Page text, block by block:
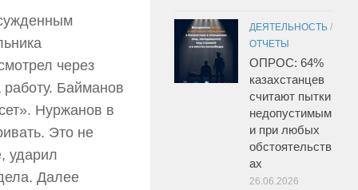
через
Байманов
Нуржанов в
Это не
ударил
Далее
ДЕЯТЕЛЬНОСТЬ /
ОТЧЕТЫ
ОПРОС: 64%
казахстанцев
считают пытки
недопустимым
и при любых
обстоятельств
ах
26.06.2026